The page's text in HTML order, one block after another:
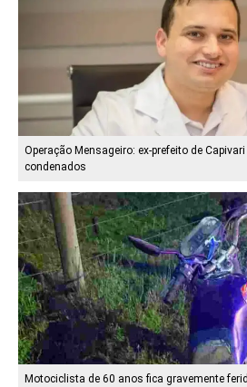
Operação Mensageiro: ex-prefeito de
condenados
Motociclista de 60 anos fica gravemente